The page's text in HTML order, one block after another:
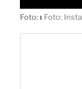
Foto:ı Foto: